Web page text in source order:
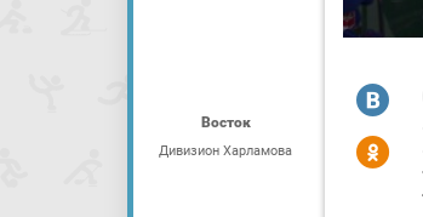
Восток
Дивизион Харламова
R
Y